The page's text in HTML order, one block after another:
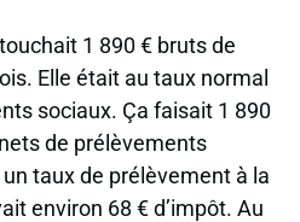
1 890 € bruts de
Elle était au taux normal
sociaux. Ça faisait 1 890
de prélèvements
taux de prélèvement à la
environ 68 € d’impôt. Au